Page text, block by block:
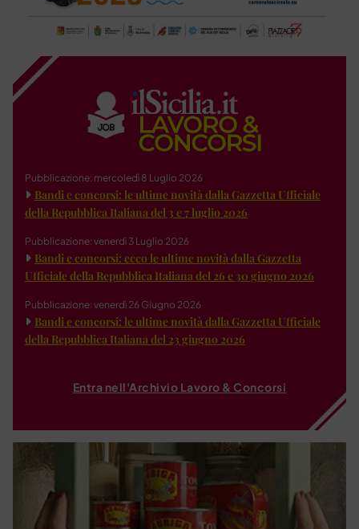
Pubblicazione: mercoledì 8 Luglio 2026
Bandi e concorsi: le ultime novità dalla Gazzetta Ufficiale
della Repubblica Italiana del 3 e 7 luglio 2026
Pubblicazione: venerdì 3 Luglio 2026
Bandi e concorsi: ecco le ultime novità dalla Gazzetta
Ufficiale della Repubblica Italiana del 26 e 30 giugno 2026
Pubblicazione: venerdì 26 Giugno 2026
Bandi e concorsi: le ultime novità dalla Gazzetta Ufficiale
della Repubblica Italiana del 23 giugno 2026
Entra nell'Archivio Lavoro & Concorsi